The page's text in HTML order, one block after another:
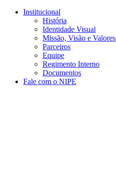
Conteúdo principal
Institucional
História
Identidade Visual
Missão, Visão e Valores
Parceiros
Equipe
Regimento Interno
Documentos
Fale com o NIPE